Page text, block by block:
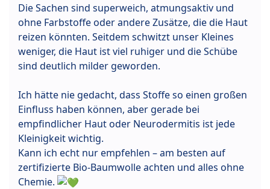
Die Sachen sind superweich, atmungsaktiv und
ohne Farbstoffe oder andere Zusätze, die die Haut
reizen könnten. Seitdem schwitzt unser Kleines
weniger, die Haut ist viel ruhiger und die Schübe
sind deutlich milder geworden.
Ich hätte nie gedacht, dass Stoffe so einen großen
Einfluss haben können, aber gerade bei
empfindlicher Haut oder Neurodermitis ist jede
Kleinigkeit wichtig.
Kann ich echt nur empfehlen – am besten auf
zertifizierte Bio-Baumwolle achten und alles ohne
Chemie.